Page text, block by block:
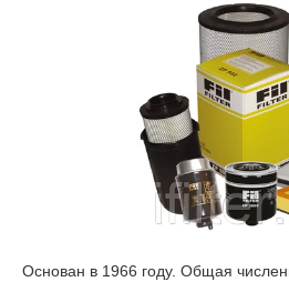
Основан в 1966 году. Общая